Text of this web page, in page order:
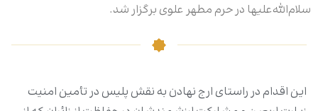
سلام‌الله‌علیها در حرم مطهر علوی برگزار شد.
این اقدام در راستای ارج نهادن به نقش پلیس در تأمین امنیت